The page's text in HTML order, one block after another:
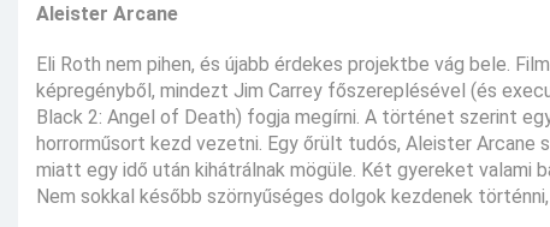
Aleister Arcane
Eli Roth nem pihen, és újabb érdekes projektbe vág bele.
képregényből, mindezt Jim Carrey főszereplésével (és
Black 2: Angel of Death) fogja megírni. A történet szerint
horrorműsort kezd vezetni. Egy őrült tudós, Aleister Arcane
miatt egy idő után kihátrálnak mögüle. Két gyereket valami
Nem sokkal később szörnyűséges dolgok kezdenek